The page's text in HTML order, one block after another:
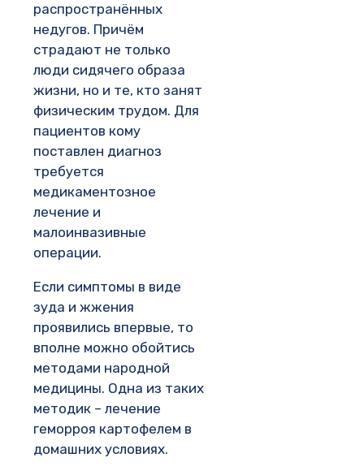
распространённых
недугов. Причём
страдают не только
люди сидячего образа
жизни, но и те, кто занят
физическим трудом. Для
пациентов кому
поставлен диагноз
требуется
медикаментозное
лечение и
малоинвазивные
операции.
Если симптомы в виде
зуда и жжения
проявились впервые, то
вполне можно обойтись
методами народной
медицины. Одна из таких
методик – лечение
геморроя картофелем в
домашних условиях.